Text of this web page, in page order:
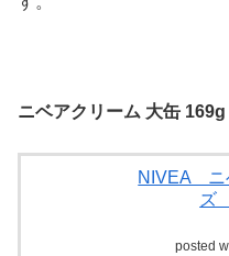
ニベアクリーム 大缶 169g
NIVEA
ズ
posted